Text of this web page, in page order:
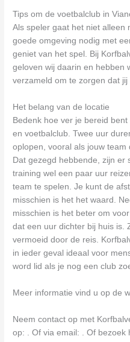
Tips om de voetbalclub in
Als speler gaat het niet alleen
goede omgeving nodig met
geniet van het spel. Bij
geloven wij daarin en hebben
verzameld om te zorgen dat
Het belang van de locatie
Bedenk hoe ver je bereid
en voetbalclub. Twee uur
oplopen, vooral als jouw
Dat gezegd hebbende, zijn er
training wel een paar uur
team te spelen. Je kunt de
misschien is het het waard.
misschien is het beter om
dat een uur dichter bij huis is.
vermoeid door de reis.
in ieder geval ideaal voor
word lid als je nog een club
Meer informatie vind u op de
Neem contact op met
op: . Of via email:
. Of